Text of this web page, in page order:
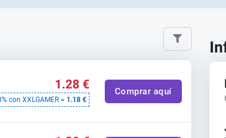
1.28 €
con XXLGAMER = 1.18 €
Comprar aquí